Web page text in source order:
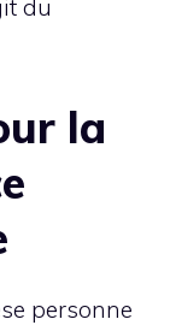
du
la
personne